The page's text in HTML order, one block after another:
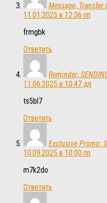
Message;
11.01.2025 в 12:36 пп
frmgbk
Ответить
Reminder;
11.06.2025 в 10:47 дп
ts5bl7
Ответить
Exclusive Promo:
10.09.2025 в 10:00 пп
m7k2do
Ответить